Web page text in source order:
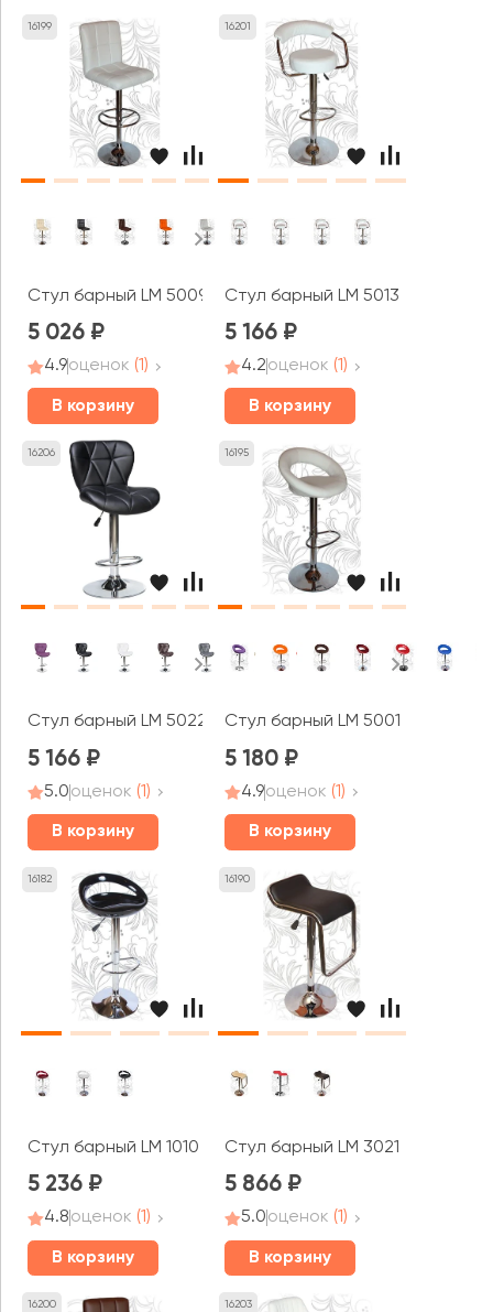
16199
Стул барный LM 5009
5 026
4.9оценок (1)
В корзину
16201
Стул барный LM 5013
5 166
4.2оценок (1)
В корзину
16206
Стул барный LM 5022
5 166
5.0оценок (1)
В корзину
16195
Стул барный LM 5001
5 180
4.9оценок (1)
В корзину
16182
Стул барный LM 1010
5 236
4.8оценок (1)
В корзину
16190
Стул барный LM 3021
5 866
5.0оценок (1)
В корзину
16200 16203